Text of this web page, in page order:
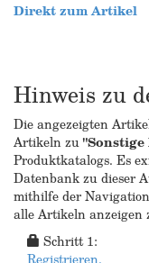
Direkt zum Artikel
Hinweis zu
Die angezeigten
Artikeln zu
Produktkatalogs. Es
Datenbank zu dieser
mithilfe der
alle Artikeln anzeigen
Schritt 1:
Registrieren.